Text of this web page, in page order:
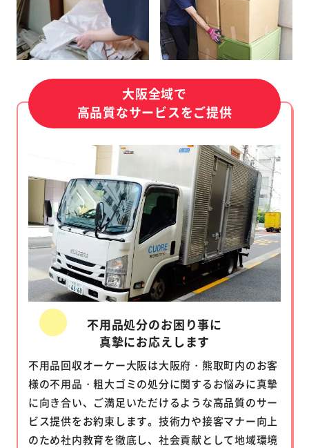
大阪全域で
高品質なサービスをご提供
不用品処分のお困り事に
真摯にお応えします
不用品回収オーケー大阪は大阪府・熊取町内のお客
様の不用品・粗大ゴミの処分に関するお悩みに真摯
に向き合い、ご満足いただけるような高品質のサー
ビス提供をお約束します。技術力や接客マナー向上
のため社内教育を徹底し、社会貢献として地域環境